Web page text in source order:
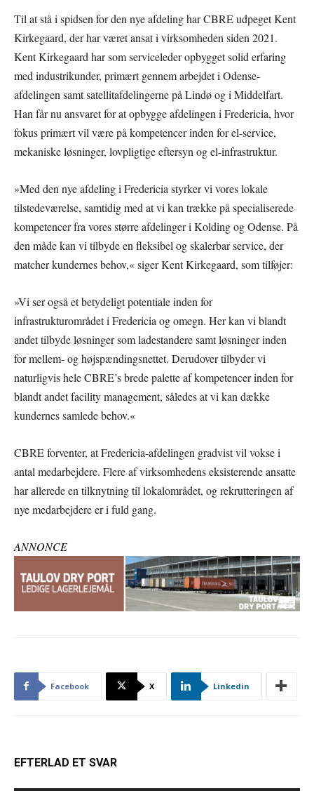
Til at stå i spidsen for den nye afdeling har CBRE udpeget Kent
Kirkegaard, der har været ansat i virksomheden siden 2021.
Kent Kirkegaard har som serviceleder opbygget solid erfaring
med industrikunder, primært gennem arbejdet i Odense-
afdelingen samt satellitafdelingerne på Lindø og i Middelfart.
Han får nu ansvaret for at opbygge afdelingen i Fredericia, hvor
fokus primært vil være på kompetencer inden for el-service,
mekaniske løsninger, lovpligtige eftersyn og el-infrastruktur.
»Med den nye afdeling i Fredericia styrker vi vores lokale
tilstedeværelse, samtidig med at vi kan trække på specialiserede
kompetencer fra vores større afdelinger i Kolding og Odense. På
den måde kan vi tilbyde en fleksibel og skalerbar service, der
matcher kundernes behov,« siger Kent Kirkegaard, som tilføjer:
»Vi ser også et betydeligt potentiale inden for
infrastrukturområdet i Fredericia og omegn. Her kan vi blandt
andet tilbyde løsninger som ladestandere samt løsninger inden
for mellem- og højspændingsnettet. Derudover tilbyder vi
naturligvis hele CBRE’s brede palette af kompetencer inden for
blandt andet facility management, således at vi kan dække
kundernes samlede behov.«
CBRE forventer, at Fredericia-afdelingen gradvist vil vokse i
antal medarbejdere. Flere af virksomhedens eksisterende ansatte
har allerede en tilknytning til lokalområdet, og rekrutteringen af
nye medarbejdere er i fuld gang.
ANNONCE
Facebook X Linkedin
EFTERLAD ET SVAR